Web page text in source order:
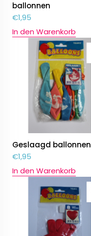
ballonnen
€1,95
In den Warenkorb
Geslaagd ballonnen
€1,95
In den Warenkorb